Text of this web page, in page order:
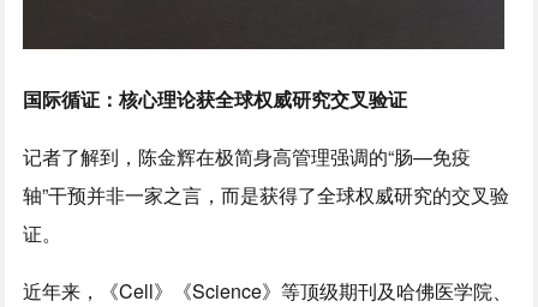
国际循证：核心理论获全球权威研究交叉验证
记者了解到，陈金辉在极简身高管理强调的“肠—免疫
轴”干预并非一家之言，而是获得了全球权威研究的交叉验
证。
近年来，《Cell》《Science》等顶级期刊及哈佛医学院、